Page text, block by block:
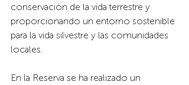
conservación de la vida terrestre y
proporcionando un entorno sostenible
para la vida silvestre y las comunidades
locales.
En la Reserva se ha realizado un